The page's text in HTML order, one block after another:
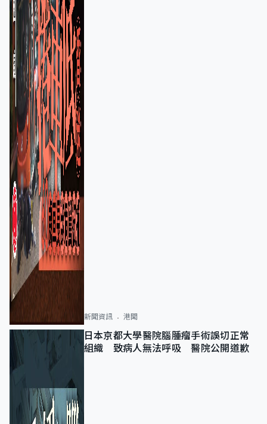
新聞資訊 港聞
日本京都大學醫院腦腫瘤手術誤切正常
組織 致病人無法呼吸 醫院公開道歉